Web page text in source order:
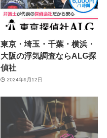
東京・埼玉・千葉・横浜・
大阪の浮気調査ならALG探
偵社
2024年9月12日